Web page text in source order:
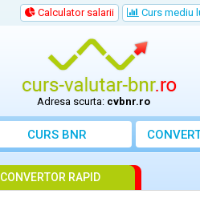
Calculator salarii Curs mediu
Adresa scurta: cvbnr.ro
CURS BNR
CONVERTOR RAPID